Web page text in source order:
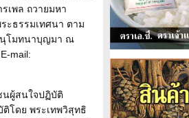
เพล ถวายมหา
ธรรมเทศนา ตาม
นุโมทนาบุญมา ณ
mail:
นผู้สนใจปฏิบัติ
โดย พระเทพวิสุทธิ